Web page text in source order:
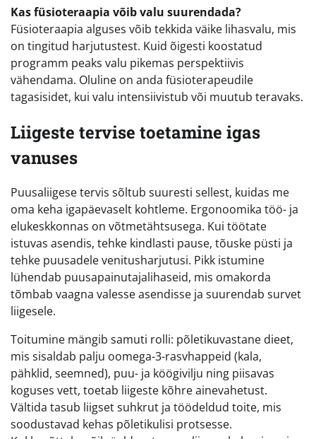
Kas füsioteraapia võib valu suurendada?
Füsioteraapia alguses võib tekkida väike lihasvalu, mis
on tingitud harjutustest. Kuid õigesti koostatud
programm peaks valu pikemas perspektiivis
vähendama. Oluline on anda füsioterapeudile
tagasisidet, kui valu intensiivistub või muutub teravaks.
Liigeste tervise toetamine igas
vanuses
Puusaliigese tervis sõltub suuresti sellest, kuidas me
oma keha igapäevaselt kohtleme. Ergonoomika töö- ja
elukeskkonnas on võtmetähtsusega. Kui töötate
istuvas asendis, tehke kindlasti pause, tõuske püsti ja
tehke puusadele venitusharjutusi. Pikk istumine
lühendab puusapainutajalihaseid, mis omakorda
tõmbab vaagna valesse asendisse ja suurendab survet
liigesele.
Toitumine mängib samuti rolli: põletikuvastane dieet,
mis sisaldab palju oomega-3-rasvhappeid (kala,
pähklid, seemned), puu- ja köögivilju ning piisavas
koguses vett, toetab liigeste kõhre ainevahetust.
Vältida tasub liigset suhkrut ja töödeldud toite, mis
soodustavad kehas põletikulisi protsesse.